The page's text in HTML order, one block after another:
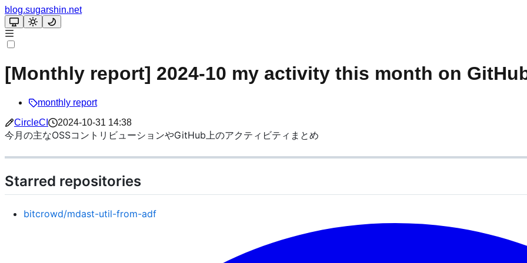
blog.sugarshin.net
[Monthly report] 2024-10 my activity this month on
monthly report
CircleCI
2024-10-31 14:38
今月の主なOSSコントリビューションやGitHub上のアクティビティまとめ
Starred repositories
bitcrowd/mdast-util-from-adf